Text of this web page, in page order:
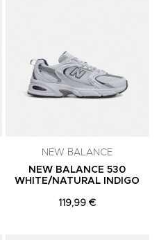
NEW BALANCE
NEW BALANCE 530
WHITE/NATURAL INDIGO
119,99 €